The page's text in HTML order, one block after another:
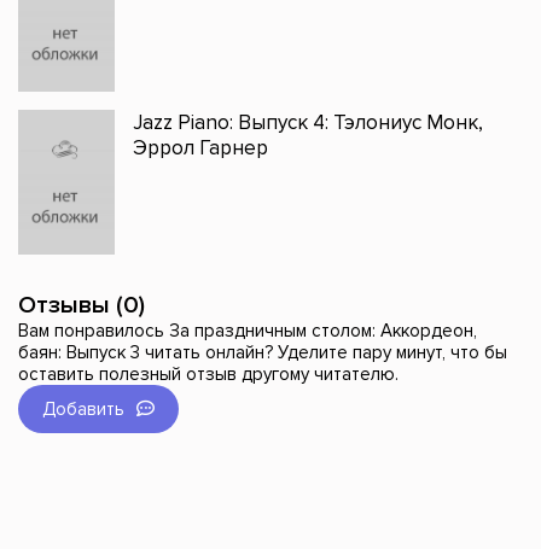
Jazz Piano: Выпуск 4: Тэлониус Монк,
Эррол Гарнер
Отзывы (0)
Вам понравилось За праздничным столом: Аккордеон,
баян: Выпуск 3 читать онлайн? Уделите пару минут, что бы
оставить полезный отзыв другому читателю.
Добавить